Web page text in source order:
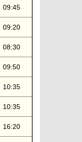
09:45
09:20
08:30
09:50
10:35
10:35
16:20